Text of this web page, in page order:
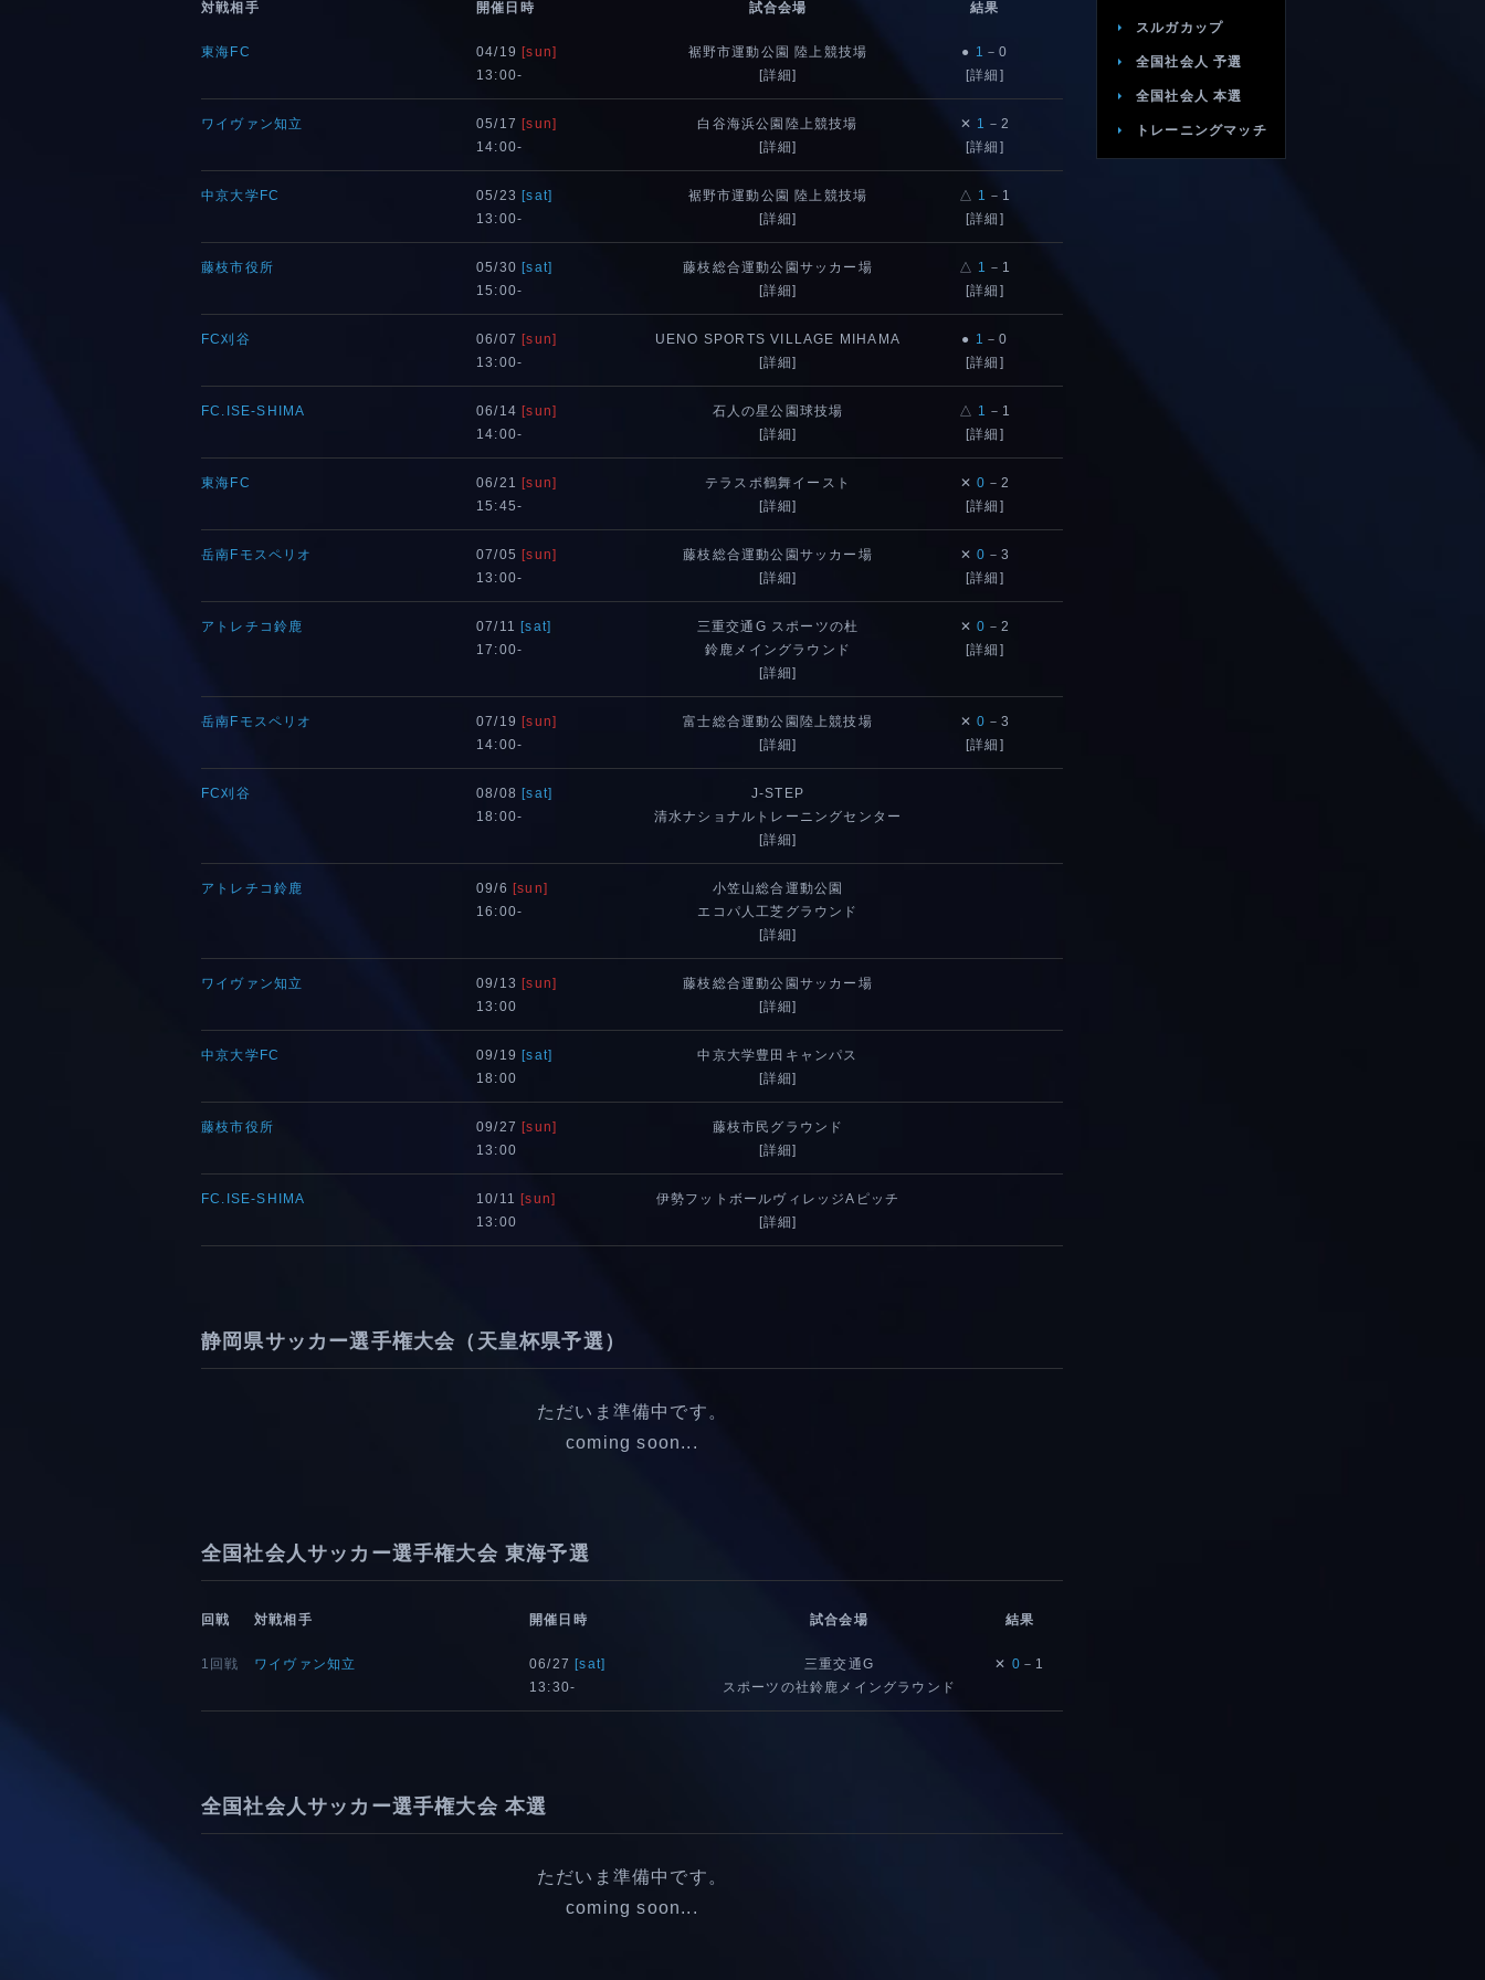
対戦相手 開催日時 試合会場 結果
東海FC 04/19 [sun]
13:00-
裾野市運動公園 陸上競技場
[詳細]
● 1 －0
[詳細]
ワイヴァン知立 05/17 [sun]
14:00-
白谷海浜公園陸上競技場
[詳細]
✕ 1 －2
[詳細]
中京大学FC 05/23 [sat]
13:00-
裾野市運動公園 陸上競技場
[詳細]
△ 1 －1
[詳細]
藤枝市役所 05/30 [sat]
15:00-
藤枝総合運動公園サッカー場
[詳細]
△ 1 －1
[詳細]
FC刈谷 06/07 [sun]
13:00-
UENO SPORTS VILLAGE MIHAMA
[詳細]
● 1 －0
[詳細]
FC.ISE-SHIMA 06/14 [sun]
14:00-
石人の星公園球技場
[詳細]
△ 1 －1
[詳細]
東海FC 06/21 [sun]
15:45-
テラスポ鶴舞イースト
[詳細]
✕0 －2
[詳細]
岳南Fモスペリオ 07/05 [sun]
13:00-
藤枝総合運動公園サッカー場
[詳細]
✕0 －3
[詳細]
アトレチコ鈴鹿 07/11 [sat]
17:00-
三重交通G スポーツの杜
鈴鹿メイングラウンド
[詳細]
✕0 －2
[詳細]
岳南Fモスペリオ 07/19 [sun]
14:00-
富士総合運動公園陸上競技場
[詳細]
✕0 －3
[詳細]
FC刈谷 08/08 [sat]
18:00-
J-STEP
清水ナショナルトレーニングセンター
[詳細]
アトレチコ鈴鹿 09/6 [sun]
16:00-
小笠山総合運動公園
エコパ人工芝グラウンド
[詳細]
ワイヴァン知立 09/13 [sun]
13:00
藤枝総合運動公園サッカー場
[詳細]
中京大学FC 09/19 [sat]
18:00
中京大学豊田キャンパス
[詳細]
藤枝市役所 09/27 [sun]
13:00
藤枝市民グラウンド
[詳細]
FC.ISE-SHIMA 10/11 [sun]
13:00
伊勢フットボールヴィレッジAピッチ
[詳細]
静岡県サッカー選手権大会（天皇杯県予選）
ただいま準備中です。
coming soon...
全国社会人サッカー選手権大会 東海予選
回戦 対戦相手 開催日時 試合会場 結果
1回戦 ワイヴァン知立 06/27 [sat]
13:30-
三重交通G
スポーツの社鈴鹿メイングラウンド
✕ 0 －1
全国社会人サッカー選手権大会 本選
ただいま準備中です。
coming soon...
スルガカップ
全国社会人 予選
全国社会人 本選
トレーニングマッチ